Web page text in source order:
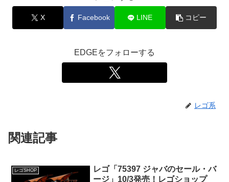
X Facebook LINE コピー
EDGEをフォローする
レゴ系
関連記事
レゴSHOP
レゴ「75397 ジャバのセール・バ
ージ」10/3発売！レゴショップ